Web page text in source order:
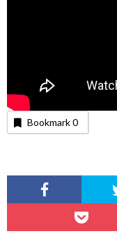
Bookmark0